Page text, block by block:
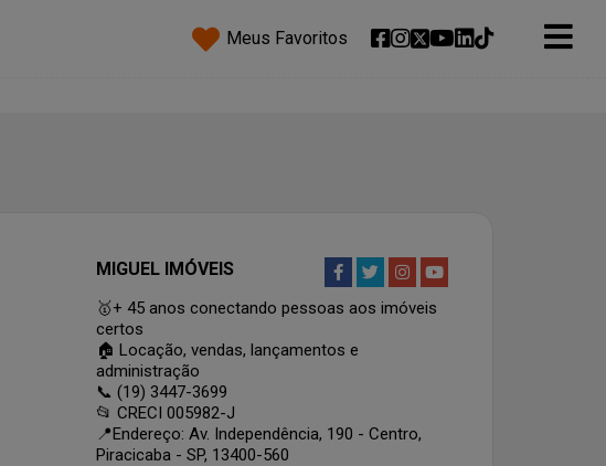
Meus Favoritos
MIGUEL IMÓVEIS FacebookFacebook
FacebookFacebook
🥇+ 45 anos conectando pessoas aos imóveis
certos
🏠 Locação, vendas, lançamentos e
administração
📞 (19) 3447-3699
📂 CRECI 005982-J
📍Endereço: Av. Independência, 190 - Centro,
Piracicaba - SP, 13400-560